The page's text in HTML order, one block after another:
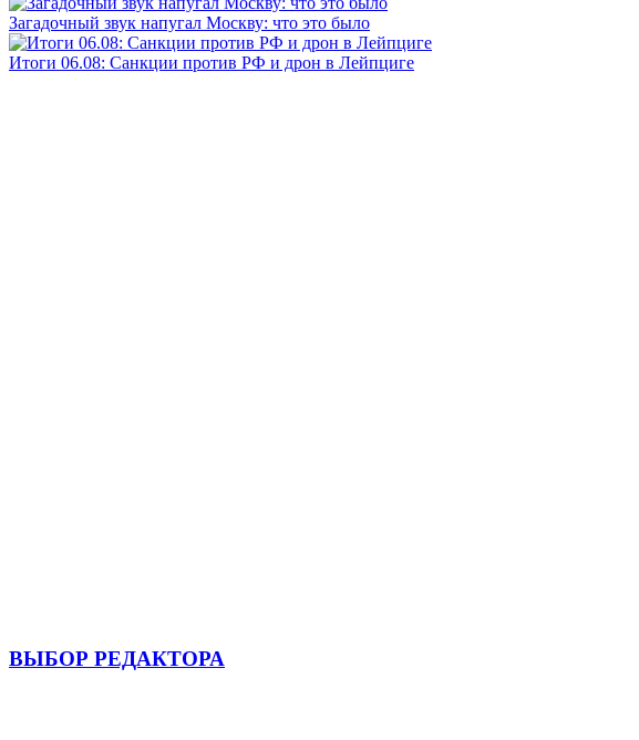
Загадочный звук напугал Москву: что это было
Итоги 06.08: Санкции против РФ и дрон в Лейпциге
ВЫБОР РЕДАКТОРА